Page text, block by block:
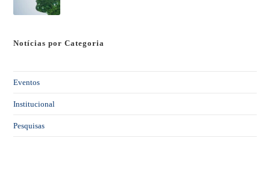
Notícias por Categoria
Eventos
Institucional
Pesquisas